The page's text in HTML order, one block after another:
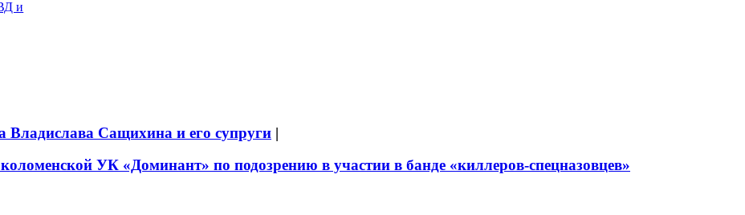
Владислава Сащихина и его супруги |
УК «Доминант» по подозрению в участии в банде «киллеров-спецназовцев»